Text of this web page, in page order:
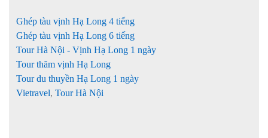
Ghép tàu vịnh Hạ Long 4 tiếng
Ghép tàu vịnh Hạ Long 6 tiếng
Tour Hà Nội - Vịnh Hạ Long 1 ngày
Tour thăm vịnh Hạ Long
Tour du thuyền Hạ Long 1 ngày
Vietravel, Tour Hà Nội